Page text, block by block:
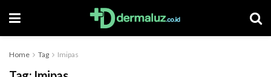
Home Tag Imipas